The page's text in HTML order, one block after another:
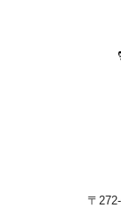
〒